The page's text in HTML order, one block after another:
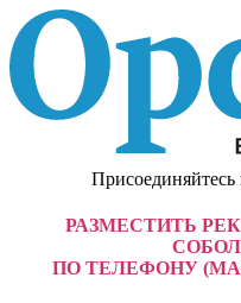
Присоединяйтесь
РАЗМЕСТИТЬ
ПО ТЕЛЕФОНУ (MAX,